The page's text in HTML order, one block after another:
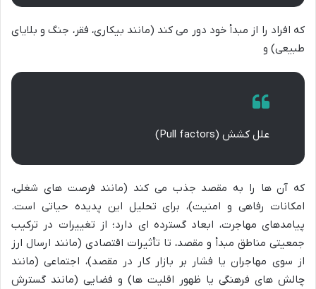
که افراد را از مبدأ خود دور می کند (مانند بیکاری، فقر، جنگ و بلایای
طبیعی) و
علل کشش (Pull factors)
که آن ها را به مقصد جذب می کند (مانند فرصت های شغلی،
امکانات رفاهی و امنیت)، برای تحلیل این پدیده حیاتی است.
پیامدهای مهاجرت، ابعاد گسترده ای دارد؛ از تغییرات در ترکیب
جمعیتی مناطق مبدأ و مقصد، تا تأثیرات اقتصادی (مانند ارسال ارز
از سوی مهاجران یا فشار بر بازار کار در مقصد)، اجتماعی (مانند
چالش های فرهنگی یا ظهور اقلیت ها) و فضایی (مانند گسترش